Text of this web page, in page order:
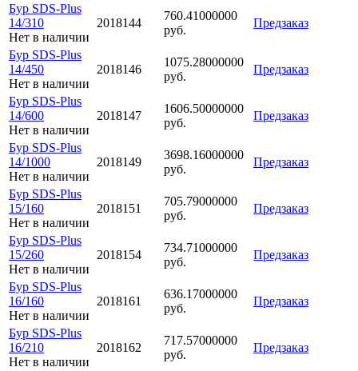
Бур SDS-Plus
14/310
Нет в наличии
2018144
760.41000000
руб.
Предзаказ
Бур SDS-Plus
14/450
Нет в наличии
2018146
1075.28000000
руб.
Предзаказ
Бур SDS-Plus
14/600
Нет в наличии
2018147
1606.50000000
руб.
Предзаказ
Бур SDS-Plus
14/1000
Нет в наличии
2018149
3698.16000000
руб.
Предзаказ
Бур SDS-Plus
15/160
Нет в наличии
2018151
705.79000000
руб.
Предзаказ
Бур SDS-Plus
15/260
Нет в наличии
2018154
734.71000000
руб.
Предзаказ
Бур SDS-Plus
16/160
Нет в наличии
2018161
636.17000000
руб.
Предзаказ
Бур SDS-Plus
16/210
Нет в наличии
2018162
717.57000000
руб.
Предзаказ